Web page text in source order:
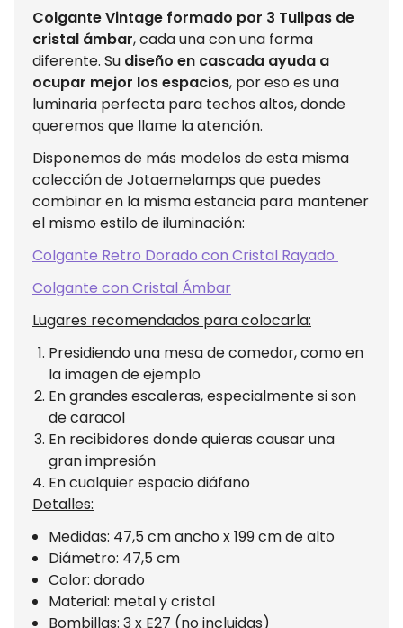
Colgante Vintage formado por 3 Tulipas de
cristal ámbar, cada una con una forma
diferente. Su diseño en cascada ayuda a
ocupar mejor los espacios, por eso es una
luminaria perfecta para techos altos, donde
queremos que llame la atención.
Disponemos de más modelos de esta misma
colección de Jotaemelamps que puedes
combinar en la misma estancia para mantener
el mismo estilo de iluminación:
Colgante Retro Dorado con Cristal Rayado
Colgante con Cristal Ámbar
Lugares recomendados para colocarla:
Presidiendo una mesa de comedor, como en
la imagen de ejemplo
En grandes escaleras, especialmente si son
de caracol
En recibidores donde quieras causar una
gran impresión
En cualquier espacio diáfano
Detalles:
Medidas: 47,5 cm ancho x 199 cm de alto
Diámetro: 47,5 cm
Color: dorado
Material: metal y cristal
Bombillas: 3 x E27 (no incluidas)